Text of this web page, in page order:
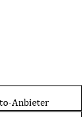
Anbieter